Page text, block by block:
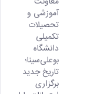
آموزشی و
تحصیلات
تکمیلی
دانشگاه
بوعلی‌سینا؛
تاریخ جدید
برگزاری